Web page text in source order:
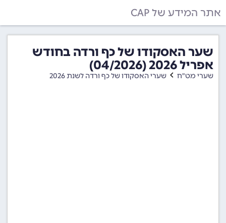
אתר המידע של CAP
שער האסקודו של כף ורדה בחודש
אפריל 2026 (04/2026)
שערי מט"ח שערי האסקודו של כף ורדה לשנת 2026